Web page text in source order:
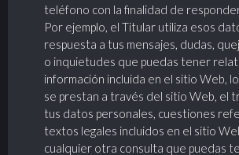
teléfono con la finalidad de
Por ejemplo, el Titular utiliza esos
respuesta a tus mensajes, dudas,
o inquietudes que puedas tener
información incluida en el sitio Web,
se prestan a través del sitio Web, el
tus datos personales, cuestiones
textos legales incluidos en el sitio
cualquier otra consulta que puedas